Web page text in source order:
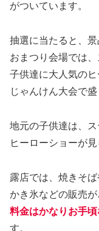
がついています。
抽選に当たると、景
おまつり会場では、
子供達に大人気のヒ
じゃんけん大会で
地元の子供達は、
ヒーローショーが
露店では、焼きそ
かき氷などの販売が
料金はかなりお手
す。